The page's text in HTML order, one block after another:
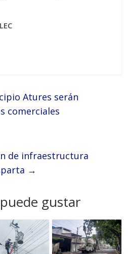
Atures serán
comerciales
de infraestructura
→
gustar